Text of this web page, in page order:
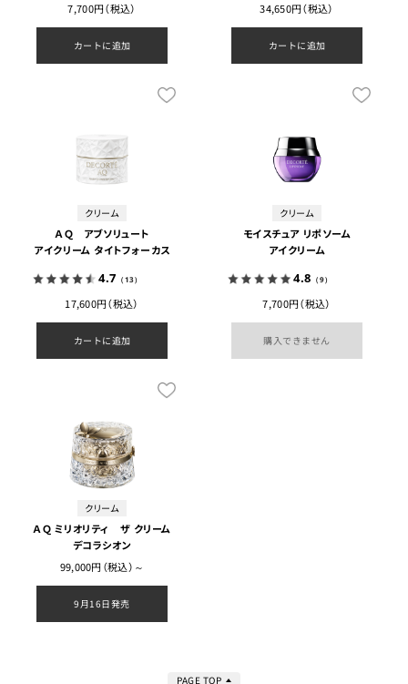
7,700円（税込）
カートに追加
34,650円（税込）
カートに追加
クリーム
ＡＱ アブソリュート
アイクリーム タイトフォーカス
4.7 （13）
17,600円（税込）
カートに追加
クリーム
モイスチュア リポソーム
アイクリーム
4.8 （9）
7,700円（税込）
購入できません
クリーム
ＡＱ ミリオリティ ザ クリーム
デコラシオン
99,000円（税込）～
9月16日発売
PAGE TOP